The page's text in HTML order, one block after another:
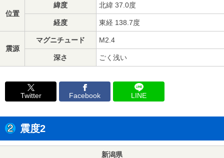
位置
緯度 北緯 37.0度
経度 東経 138.7度
震源
マグニチュード M2.4
深さ ごく浅い
Twitter Facebook LINE
震度2
新潟県